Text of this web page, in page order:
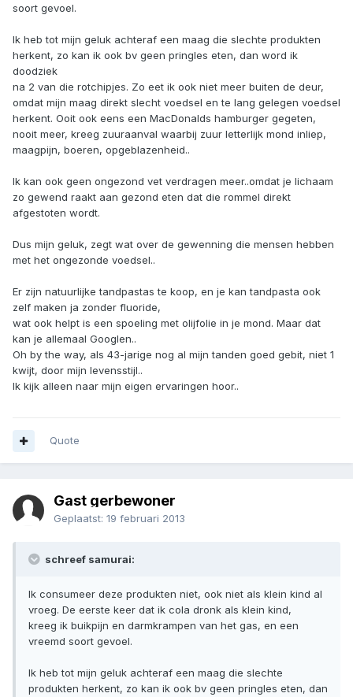
soort gevoel.
Ik heb tot mijn geluk achteraf een maag die slechte produkten
herkent, zo kan ik ook bv geen pringles eten, dan word ik
doodziek
na 2 van die rotchipjes. Zo eet ik ook niet meer buiten de deur,
omdat mijn maag direkt slecht voedsel en te lang gelegen voedsel
herkent. Ooit ook eens een MacDonalds hamburger gegeten,
nooit meer, kreeg zuuraanval waarbij zuur letterlijk mond inliep,
maagpijn, boeren, opgeblazenheid..
Ik kan ook geen ongezond vet verdragen meer..omdat je lichaam
zo gewend raakt aan gezond eten dat die rommel direkt
afgestoten wordt.
Dus mijn geluk, zegt wat over de gewenning die mensen hebben
met het ongezonde voedsel..
Er zijn natuurlijke tandpastas te koop, en je kan tandpasta ook
zelf maken ja zonder fluoride,
wat ook helpt is een spoeling met olijfolie in je mond. Maar dat
kan je allemaal Googlen..
Oh by the way, als 43-jarige nog al mijn tanden goed gebit, niet 1
kwijt, door mijn levensstijl..
Ik kijk alleen naar mijn eigen ervaringen hoor..
Quote
Gast gerbewoner
Geplaatst: 19 februari 2013
schreef samurai:
Ik consumeer deze produkten niet, ook niet als klein kind al
vroeg. De eerste keer dat ik cola dronk als klein kind,
kreeg ik buikpijn en darmkrampen van het gas, en een
vreemd soort gevoel.
Ik heb tot mijn geluk achteraf een maag die slechte
produkten herkent, zo kan ik ook bv geen pringles eten, dan